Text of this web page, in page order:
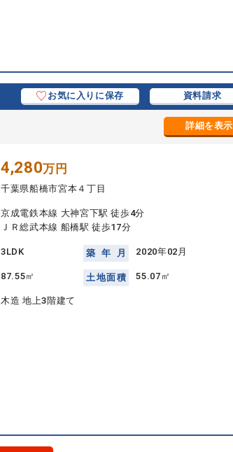
お気に入りに保存 資料請求
詳細を表示
4,280万円
千葉県船橋市宮本４丁目
京成電鉄本線 大神宮下駅 徒歩4分
ＪＲ総武本線 船橋駅 徒歩17分
3LDK 築 年 月 2020年02月
87.55㎡ 土地面積 55.07㎡
木造 地上3階建て